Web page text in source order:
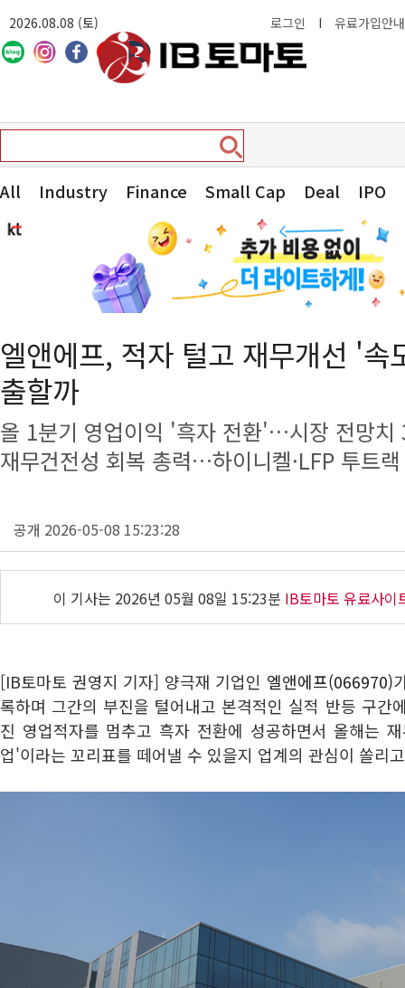
2026.08.08 (토) 로그인 I 유료가입안내
All Industry Finance Small Cap Deal IPO
엘앤에프, 적자 털고 재무개선 '
출할까
올 1분기 영업이익 '흑자 전환'…시장 전망치
재무건전성 회복 총력…하이니켈·LFP 투트
공개 2026-05-08 15:23:28
이 기사는 2026년 05월 08일 15:23분 IB토마토 유료사이
[IB토마토 권영지 기자] 양극재 기업인 엘앤에프(066970)
록하며 그간의 부진을 털어내고 본격적인 실적 반등 구간
진 영업적자를 멈추고 흑자 전환에 성공하면서 올해는
업'이라는 꼬리표를 떼어낼 수 있을지 업계의 관심이 쏠리